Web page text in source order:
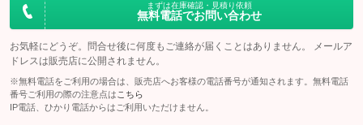
まずは在庫確認・見積り依頼
無料電話でお問い合わせ
お気軽にどうぞ。問合せ後に何度もご連絡が届くことはありません。 メールア
ドレスは販売店に公開されません。
※無料電話をご利用の場合は、販売店へお客様の電話番号が通知されます。無料電話
番号ご利用の際の注意点は こちら
IP電話、ひかり電話からはご利用いただけません。